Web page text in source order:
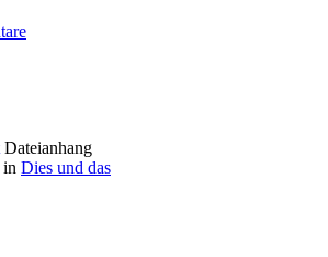
Dateianhang
in Dies und das